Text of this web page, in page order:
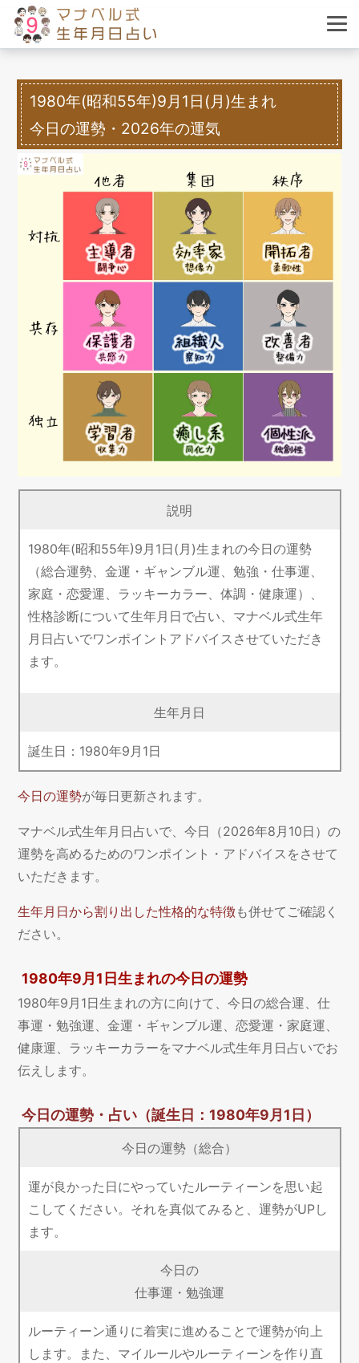
1980年(昭和55年)9月1日(月)生まれ
今日の運勢・2026年の運気
説明
1980年(昭和55年)9月1日(月)生まれの今日の運勢
（総合運勢、金運・ギャンブル運、勉強・仕事運、
家庭・恋愛運、ラッキーカラー、体調・健康運）、
性格診断について生年月日で占い、マナベル式生年
月日占いでワンポイントアドバイスさせていただき
ます。
生年月日
誕生日： 1980年9 月 1日
今日の運勢が毎日更新されます。
マナベル式生年月日占いで、今日（2026年8月10日）の
運勢を高めるためのワンポイント・アドバイスをさせて
いただきます。
生年月日から割り出した性格的な特徴も併せてご確認く
ださい。
1980年9月1日生まれの今日の運勢
1980年9月1日生まれの方に向けて、今日の総合運、仕
事運・勉強運、金運・ギャンブル運、恋愛運・家庭運、
健康運、ラッキーカラーをマナベル式生年月日占いでお
伝えします。
今日の運勢・占い（誕生日：1980年9月1日）
今日の運勢（総合）
運が良かった日にやっていたルーティーンを思い起
こしてください。それを真似てみると、運勢がUPし
ます。
今日の
仕事運・勉強運
ルーティーン通りに着実に進めることで運勢が向上
します。また、マイルールやルーティーンを作り直